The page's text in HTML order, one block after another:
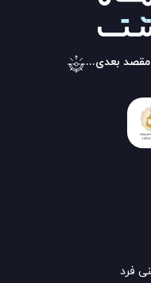
مقصد بعدی...
فرد